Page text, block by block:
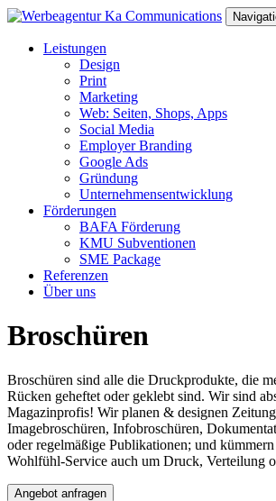
Leistungen
Design
Print
Marketing
Web: Seiten, Shops, Apps
Social Media
Employer Branding
Google Ads
Gründung
Unternehmensentwicklung
Förderungen
BAFA Förderung
KMU Subventionen
SME Package
Referenzen
Über uns
Broschüren
Broschüren sind alle die Druckprodukte, die
Rücken geheftet oder geklebt sind. Wir sind
Magazinprofis! Wir planen & designen
Imagebroschüren, Infobroschüren,
oder regelmäßige Publikationen; und
Wohlfühl-Service auch um Druck, Verteilung
Angebot anfragen